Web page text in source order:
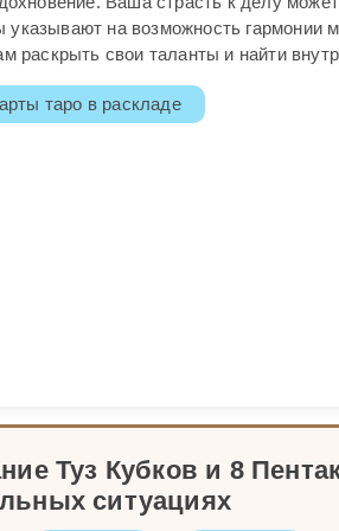
на возможность гармонии
раскрыть свои таланты и найти
таро в раскладе
Туз Кубков и 8
ситуациях